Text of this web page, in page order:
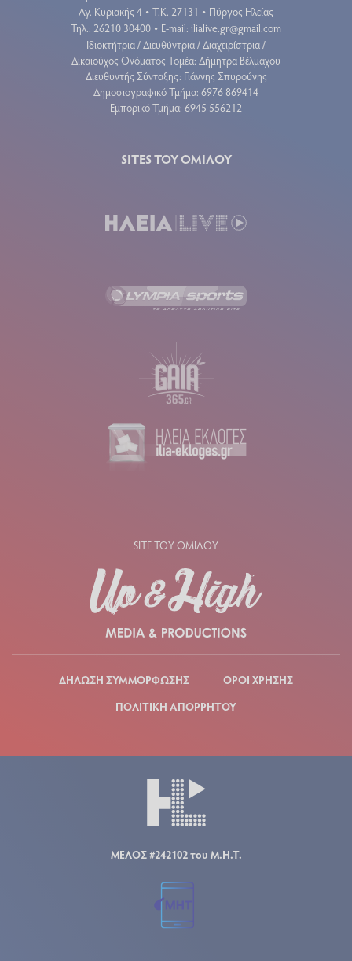
Αγ. Κυριακής 4 • Τ.Κ. 27131 • Πύργος Ηλείας
Τηλ.: 26210 30400 • E-mail: ilialive.gr@gmail.com
Ιδιοκτήτρια / Διευθύντρια / Διαχειρίστρια /
Δικαιούχος Ονόματος Τομέα: Δήμητρα Βέλμαχου
Διευθυντής Σύνταξης: Γιάννης Σπυρούνης
Δημοσιογραφικό Τμήμα: 6976 869414
Εμπορικό Τμήμα: 6945 556212
SITES ΤΟΥ ΟΜΙΛΟΥ
SITE ΤΟΥ ΟΜΙΛΟΥ
ΔΗΛΩΣΗ ΣΥΜΜΟΡΦΩΣΗΣ
ΟΡΟΙ ΧΡΗΣΗΣ
ΠΟΛΙΤΙΚΗ ΑΠΟΡΡΗΤΟΥ
ΜΕΛΟΣ #242102 του Μ.Η.Τ.